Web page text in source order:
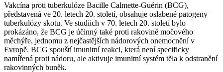
Vakcína proti tuberkulóze Bacille Calmette-Guérin (BCG),
představená ve 20. letech 20. století, obsahuje oslabené patogeny
tuberkulózy skotu. Ve studiích v 70. letech 20. století bylo
prokázáno, že BCG je účinný také proti rakovině močového
měchýře, jednomu z nejčastějších nádorových onemocnění v
Evropě. BCG spouští imunitní reakci, která není specificky
namířená proti nádoru, ale aktivuje imunitní systém těla k odstranění
rakovinných buněk.